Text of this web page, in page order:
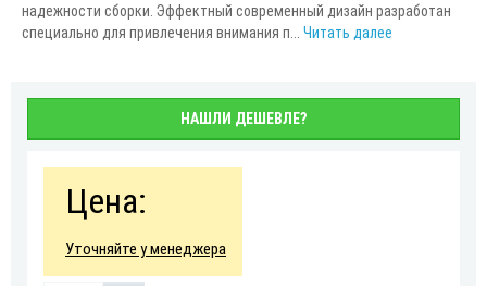
надежности сборки. Эффектный современный дизайн разработан
специально для привлечения внимания п... Читать далее
НАШЛИ ДЕШЕВЛЕ?
Цена:
Уточняйте у менеджера